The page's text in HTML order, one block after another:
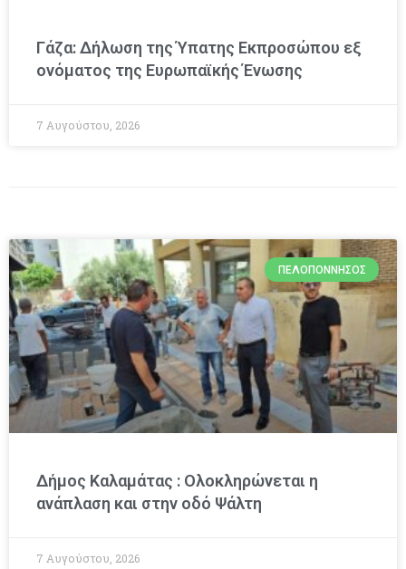
Γάζα: Δήλωση της Ύπατης Εκπροσώπου εξ
ονόματος της Ευρωπαϊκής Ένωσης
7 Αυγούστου, 2026
ΠΕΛΟΠΌΝΝΗΣΟΣ
Δήμος Καλαμάτας : Ολοκληρώνεται η
ανάπλαση και στην οδό Ψάλτη
7 Αυγούστου, 2026